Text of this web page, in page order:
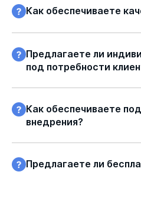
Как обеспечиваете
Предлагаете ли
под потребности
Как обеспечиваете
внедрения?
Предлагаете ли